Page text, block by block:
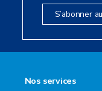
S’abonner
Nos services